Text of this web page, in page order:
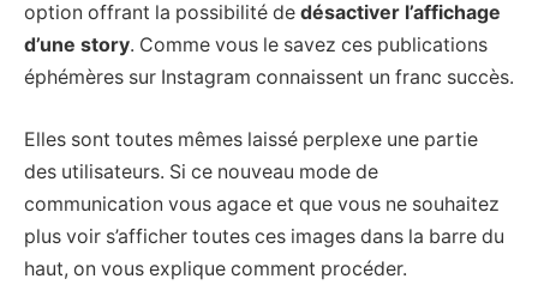
option offrant la possibilité de désactiver l’affichage
d’une story. Comme vous le savez ces publications
éphémères sur Instagram connaissent un franc succès.
Elles sont toutes mêmes laissé perplexe une partie
des utilisateurs. Si ce nouveau mode de
communication vous agace et que vous ne souhaitez
plus voir s’afficher toutes ces images dans la barre du
haut, on vous explique comment procéder.